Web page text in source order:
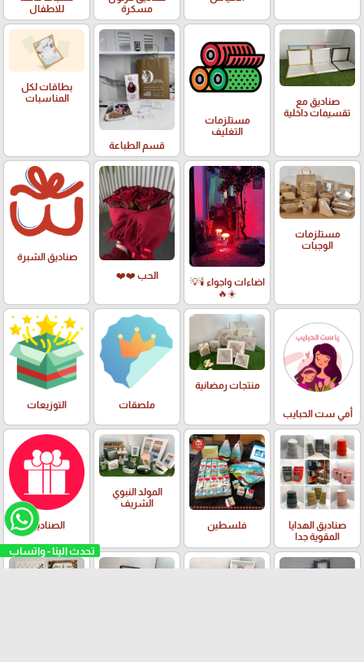
تحدث الينا - واتساب
مسكرة
للاطفال
صناديق مع
تقسيمات داخلية
مستلزمات
التغليف
قسم الطباعة
بطاقات لكل
المناسبات
مستلزمات
الوجبات
اضاءات واجواء 🕯️💡
☀️🔥
الحب ❤️❤️
صناديق الشبرة
أمي ست الحبايب
منتجات رمضانية
ملصقات
التوزيعات
صناديق الهدايا
المقوية جدا
فلسطين
المولد النبوي
الشريف
الصناديق